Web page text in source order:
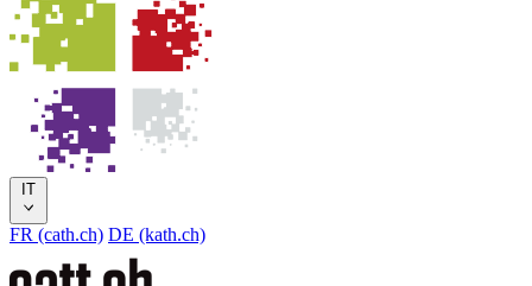
IT
FR (cath.ch) DE (kath.ch)